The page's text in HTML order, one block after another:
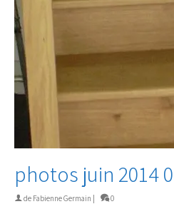
photos juin 2014
de Fabienne Germain 0